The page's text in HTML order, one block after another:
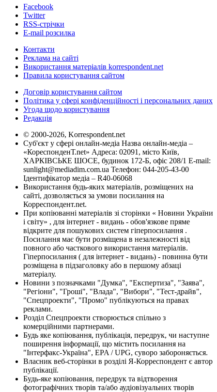
Facebook
Twitter
RSS-стрічки
E-mail розсилка
Контакти
Реклама на сайті
Використання матеріалів korrespondent.net
Правила користування сайтом
Договір користування сайтом
Політика у сфері конфіденційності і персональних даних
Угода щодо користування
Редакція
© 2000-2026, Korrespondent.net
Суб'єкт у сфері онлайн-медіа Назва онлайн-медіа –
«КореспонденТ.net» Адреса: 02091, місто Київ,
ХАРКІВСЬКЕ ШОСЕ, будинок 172-Б, офіс 208/1 E-mail:
sunlight@mediadim.com.ua Телефон: 044-205-43-00
Ідентифікатор медіа – R40-06068
Використання будь-яких матеріалів, розміщених на
сайті, дозволяється за умови посилання на
Корреспондент.net.
При копіюванні матеріалів зі сторінки « Новини України
і світу» , для інтернет - видань - обов'язкове пряме
відкрите для пошукових систем гіперпосилання .
Посилання має бути розміщена в незалежності від
повного або часткового використання матеріалів.
Гіперпосилання ( для інтернет - видань) - повинна бути
розміщена в підзаголовку або в першому абзаці
матеріалу.
Новини з позначками "Думка", "Експертиза", "Заява",
"Регіони", "Гроші", "Влада", "Вибори", "Тест-драйв",
"Спецпроекти", "Промо" публікуються на правах
реклами.
Розділ Спецпроекти створюється спільно з
комерційними партнерами.
Будь яке копіювання, публікація, передрук, чи наступне
поширення інформації, що містить посилання на
"Інтерфакс-Україна", EPA / UPG, суворо забороняється.
Власник веб-сторінки в розділі Я-Корреспондент є автор
публікації.
Будь-яке копіювання, передрук та відтворення
фотографічних творів та/або аудіовізуальних творів